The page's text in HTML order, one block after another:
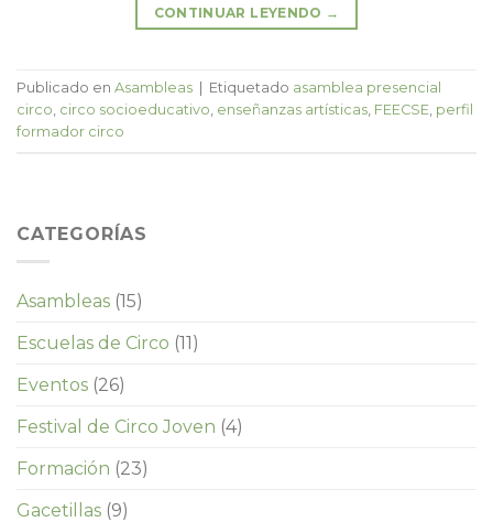
CONTINUAR LEYENDO →
Publicado en Asambleas Etiquetado asamblea presencial
circo, circo socioeducativo, enseñanzas artísticas, FEECSE, perfil
formador circo
CATEGORÍAS
Asambleas (15)
Escuelas de Circo (11)
Eventos (26)
Festival de Circo Joven (4)
Formación (23)
Gacetillas (9)